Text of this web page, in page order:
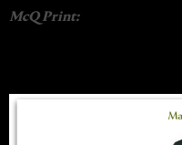
McQ Print: